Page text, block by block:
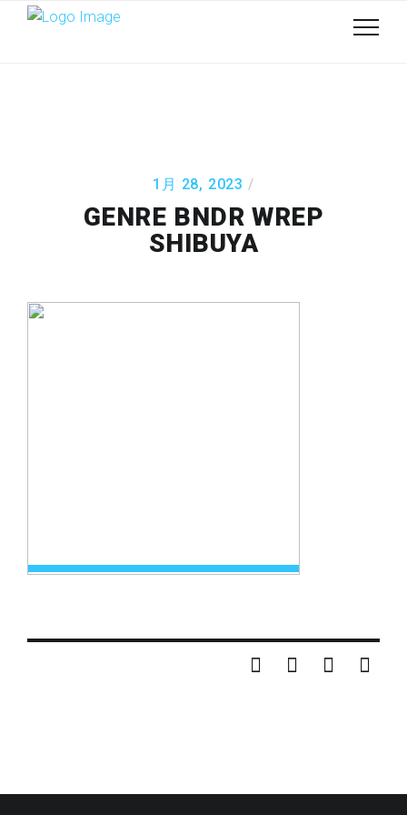
1月 28, 2023
GENRE BNDR WREP
SHIBUYA